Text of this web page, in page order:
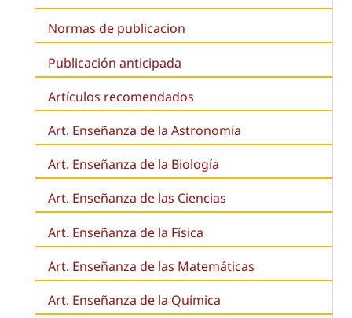
Normas de publicacion
Publicación anticipada
Artículos recomendados
Art. Enseñanza de la Astronomía
Art. Enseñanza de la Biología
Art. Enseñanza de las Ciencias
Art. Enseñanza de la Física
Art. Enseñanza de las Matemáticas
Art. Enseñanza de la Química